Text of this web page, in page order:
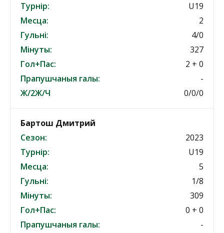
Турнір:
U19
Месца:
2
Гульні:
4/0
Мінуты:
327
Гол+Пас:
2 + 0
Прапушчаныя галы:
-
Ж/2Ж/Ч
0/0/0
Бартош Дмитрий
Сезон:
2023
Турнір:
U19
Месца:
5
Гульні:
1/8
Мінуты:
309
Гол+Пас:
0 + 0
Прапушчаныя галы:
-